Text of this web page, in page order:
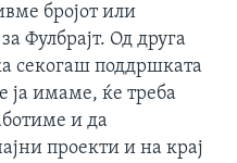
бројот или
Фулбрајт. Од друга
секогаш поддршката
ја имаме, ќе треба
и да
проекти и на крај